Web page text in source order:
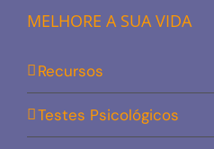
MELHORE A SUA VIDA
Recursos
Testes Psicológicos